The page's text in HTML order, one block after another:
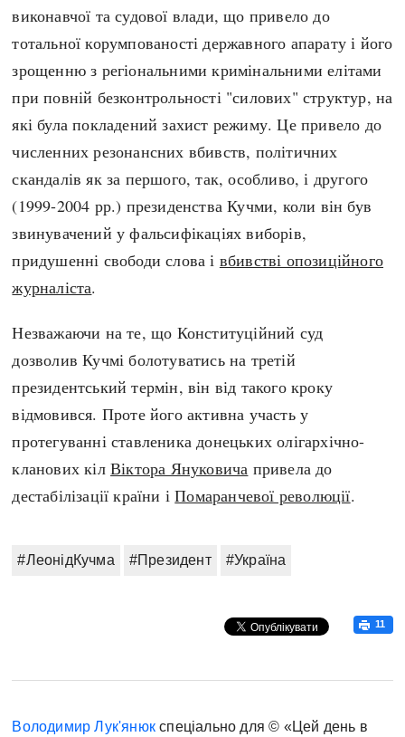
виконавчої та судової влади, що привело до
тотальної корумпованості державного апарату і його
зрощенню з регіональними кримінальними елітами
при повній безконтрольності "силових" структур, на
які була покладений захист режиму. Це привело до
численних резонансних вбивств, політичних
скандалів як за першого, так, особливо, і другого
(1999-2004 рр.) президенства Кучми, коли він був
звинувачений у фальсифікаціях виборів,
придушенні свободи слова і вбивстві опозиційного
журналіста.
Незважаючи на те, що Конституційний суд
дозволив Кучмі болотуватись на третій
президентський термін, він від такого кроку
відмовився. Проте його активна участь у
протегуванні ставленика донецьких олігархічно-
кланових кілВіктора Януковича привела до
дестабілізації країни іПомаранчевої революції.
#ЛеонідКучма #Президент #Україна
11
Володимир Лук'янюк спеціально для © «Цей день в